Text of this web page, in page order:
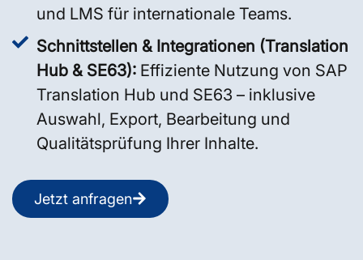
und LMS für internationale Teams.
Schnittstellen & Integrationen (Translation
Hub & SE63): Effiziente Nutzung von SAP
Translation Hub und SE63 – inklusive
Auswahl, Export, Bearbeitung und
Qualitätsprüfung Ihrer Inhalte.
Jetzt anfragen